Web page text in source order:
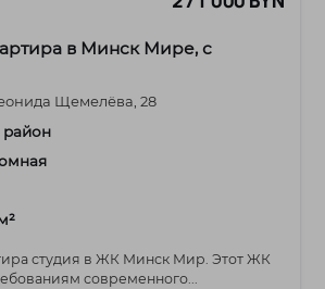
в Минск Мире, с
Щемелёва, 28
район
студия в ЖК Минск Мир. Этот ЖК
современного...